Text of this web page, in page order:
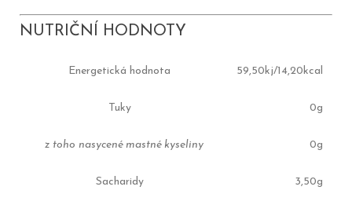
NUTRIČNÍ HODNOTY
Energetická hodnota 59,50kj/14,20kcal
Tuky 0g
z toho nasycené mastné kyseliny 0g
Sacharidy 3,50g